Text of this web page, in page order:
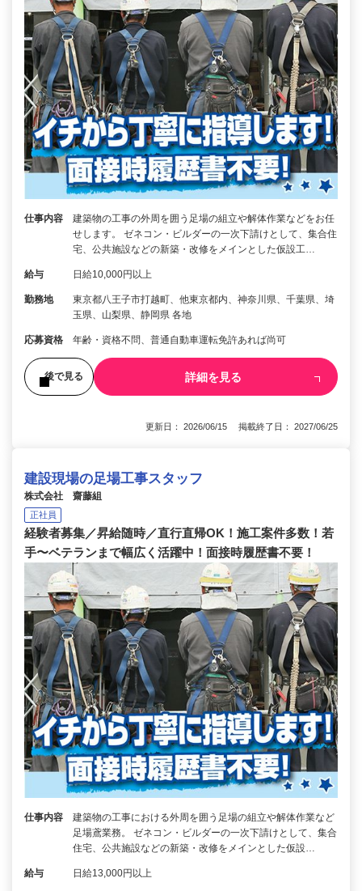
仕事内容
建築物の工事の外周を囲う足場の組立や解体作業などをお任
せします。 ゼネコン・ビルダーの一次下請けとして、集合住
宅、公共施設などの新築・改修をメインとした仮設工…
給与 日給10,000円以上
勤務地
東京都八王子市打越町、他東京都内、神奈川県、千葉県、埼
玉県、山梨県、静岡県 各地
応募資格 年齢・資格不問、普通自動車運転免許あれば尚可
後で見る 詳細を見る
更新日： 2026/06/15 掲載終了日： 2027/06/25
建設現場の足場工事スタッフ
株式会社 齋藤組
正社員
経験者募集／昇給随時／直行直帰OK！施工案件多数！若
手〜ベテランまで幅広く活躍中！面接時履歴書不要！
仕事内容
建築物の工事における外周を囲う足場の組立や解体作業など
足場鳶業務。 ゼネコン・ビルダーの一次下請けとして、集合
住宅、公共施設などの新築・改修をメインとした仮設…
給与 日給13,000円以上